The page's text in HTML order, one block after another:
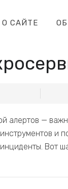
О САЙТЕ
алертов —
и
Вот